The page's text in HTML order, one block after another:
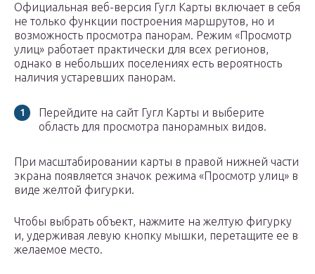
Официальная веб-версия Гугл Карты включает в себя
не только функции построения маршрутов, но и
возможность просмотра панорам. Режим «Просмотр
улиц» работает практически для всех регионов,
однако в небольших поселениях есть вероятность
наличия устаревших панорам.
Перейдите на сайт Гугл Карты и выберите
область для просмотра панорамных видов.
При масштабировании карты в правой нижней части
экрана появляется значок режима «Просмотр улиц» в
виде желтой фигурки.
Чтобы выбрать объект, нажмите на желтую фигурку
и, удерживая левую кнопку мышки, перетащите ее в
желаемое место.